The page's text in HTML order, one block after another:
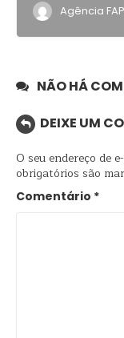
Agência
NÃO HÁ
DEIXE UM
O seu endereço de
obrigatórios são
Comentário *